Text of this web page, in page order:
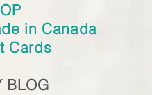
in Canada
Cards
BLOG